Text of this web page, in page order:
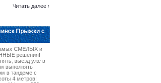
Читать далее ›
Прыжки с
СМЕЛЫХ и
решения!
выезд уже в
выполнять
в тандеме с
4 метров!